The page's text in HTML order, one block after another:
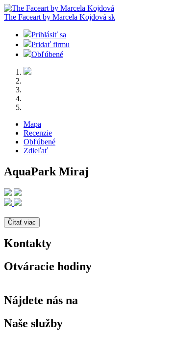
The Faceart by Marcela Kojdová sk
Prihlásiť sa
Pridať firmu
Obľúbené
Mapa
Recenzie
Obľúbené
Zdieľať
AquaPark Miraj
Čítať viac
Kontakty
Otváracie hodiny
Nájdete nás na
Naše služby